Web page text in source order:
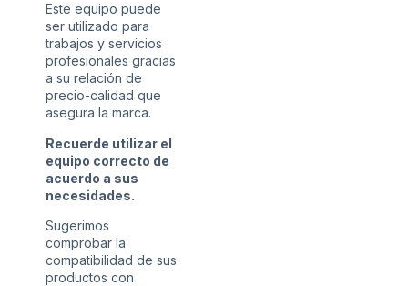
Este equipo puede
ser utilizado para
trabajos y servicios
profesionales gracias
a su relación de
precio-calidad que
asegura la marca.
Recuerde utilizar el
equipo correcto de
acuerdo a sus
necesidades.
Sugerimos
comprobar la
compatibilidad de sus
productos con